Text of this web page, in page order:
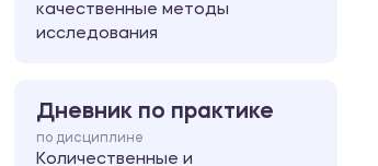
качественные методы
исследования
Дневник по практике
по дисциплине
Количественные и